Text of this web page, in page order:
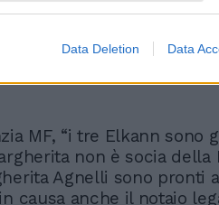
Data Deletion Data
MF, “i tre Elkann sono
non è socia della
Agnelli sono pronti
causa anche il notaio